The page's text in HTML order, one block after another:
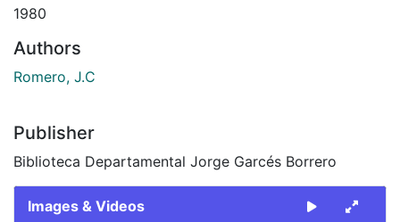
1980
Authors
Romero, J.C
Publisher
Biblioteca Departamental Jorge Garcés Borrero
Images & Videos